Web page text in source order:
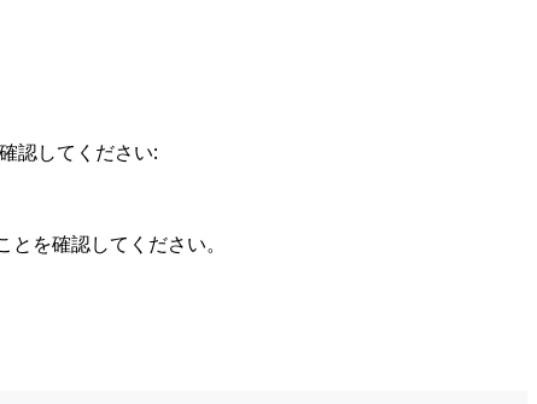
認してください:
を確認してください。